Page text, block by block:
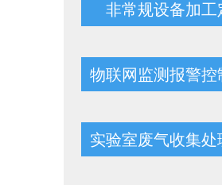
非常规设备加工
物联网监测报警控
实验室废气收集处